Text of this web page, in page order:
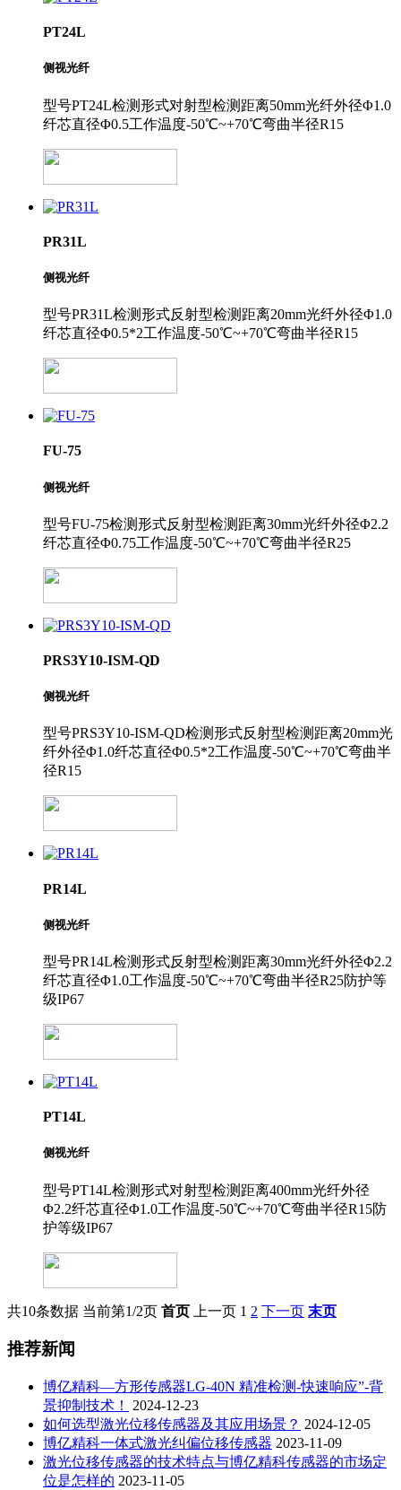
PT24L
侧视光纤
型号PT24L检测形式对射型检测距离50mm光纤外径Φ1.0
纤芯直径Φ0.5工作温度-50℃~+70℃弯曲半径R15
PR31L
侧视光纤
型号PR31L检测形式反射型检测距离20mm光纤外径Φ1.0
纤芯直径Φ0.5*2工作温度-50℃~+70℃弯曲半径R15
FU-75
侧视光纤
型号FU-75检测形式反射型检测距离30mm光纤外径Φ2.2
纤芯直径Φ0.75工作温度-50℃~+70℃弯曲半径R25
PRS3Y10-ISM-QD
侧视光纤
型号PRS3Y10-ISM-QD检测形式反射型检测距离20mm光
纤外径Φ1.0纤芯直径Φ0.5*2工作温度-50℃~+70℃弯曲半
径R15
PR14L
侧视光纤
型号PR14L检测形式反射型检测距离30mm光纤外径Φ2.2
纤芯直径Φ1.0工作温度-50℃~+70℃弯曲半径R25防护等
级IP67
PT14L
侧视光纤
型号PT14L检测形式对射型检测距离400mm光纤外径
Φ2.2纤芯直径Φ1.0工作温度-50℃~+70℃弯曲半径R15防
护等级IP67
共10条数据 当前第1/2页 首页 上一页 1 2 下一页 末页
推荐新闻
博亿精科—方形传感器LG-40N 精准检测-快速响应”-背
景抑制技术！
2024-12-23
如何选型激光位移传感器及其应用场景？ 2024-12-05
博亿精科一体式激光纠偏位移传感器 2023-11-09
激光位移传感器的技术特点与博亿精科传感器的市场定
位是怎样的 2023-11-05